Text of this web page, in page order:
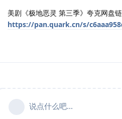
美剧《极地恶灵 第三季》夸克网盘链
https://pan.quark.cn/s/
说点什么吧...